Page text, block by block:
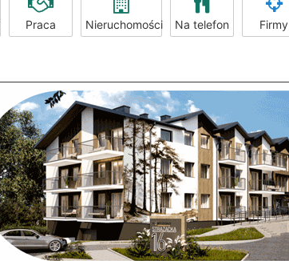
Praca Nieruchomości Na telefon Firmy